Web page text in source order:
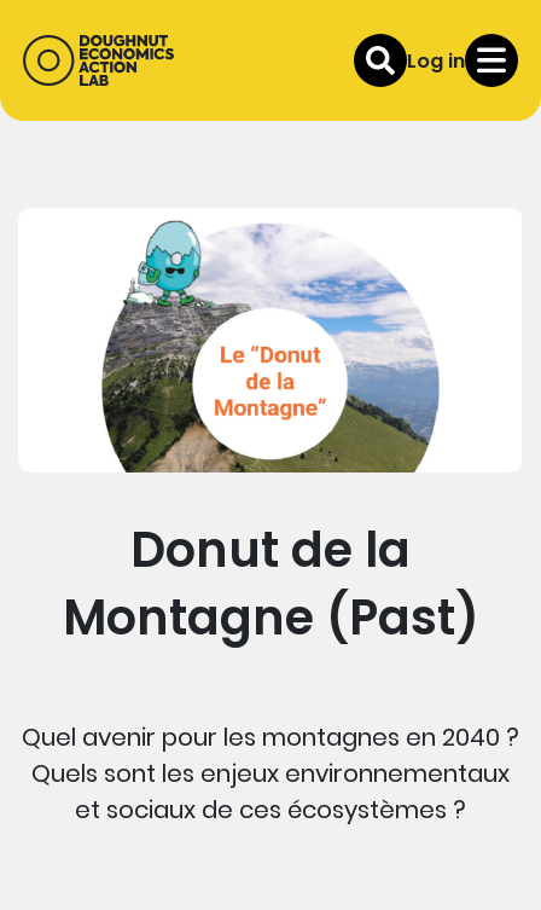
Log in
Donut de la
Montagne (Past)
Quel avenir pour les montagnes en 2040 ?
Quels sont les enjeux environnementaux
et sociaux de ces écosystèmes ?